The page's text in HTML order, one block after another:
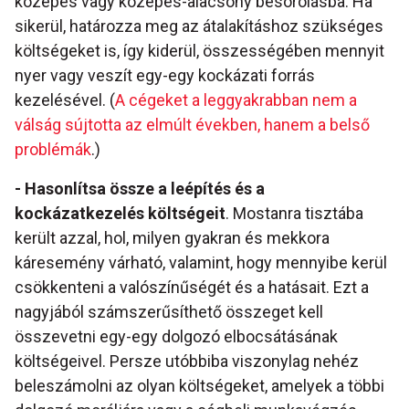
sikerül, határozza meg az átalakításhoz szükséges
költségeket is, így kiderül, összességében mennyit
nyer vagy veszít egy-egy kockázati forrás
kezelésével. (A cégeket a leggyakrabban nem a
válság sújtotta az elmúlt években, hanem a belső
problémák.)
- Hasonlítsa össze a leépítés és a
kockázatkezelés költségeit. Mostanra tisztába
került azzal, hol, milyen gyakran és mekkora
káresemény várható, valamint, hogy mennyibe kerül
csökkenteni a valószínűségét és a hatásait. Ezt a
nagyjából számszerűsíthető összeget kell
összevetni egy-egy dolgozó elbocsátásának
költségeivel. Persze utóbbiba viszonylag nehéz
beleszámolni az olyan költségeket, amelyek a többi